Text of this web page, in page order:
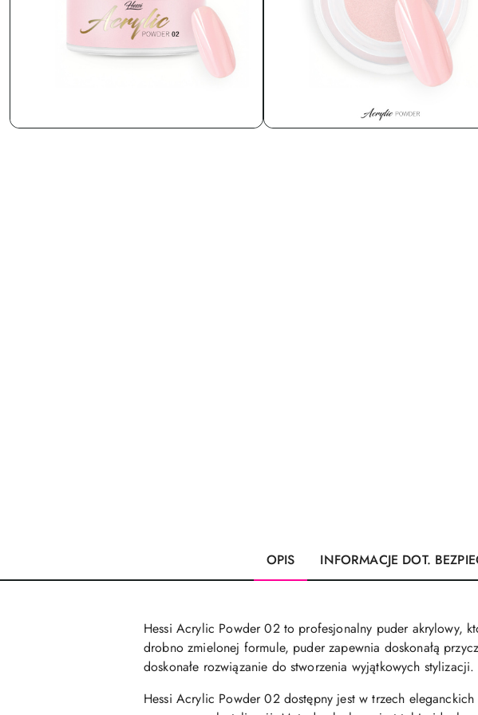
OPIS INFORMACJE DOT.
Hessi Acrylic Powder 02 to profesjonalny puder akrylowy,
drobno zmielonej formule, puder zapewnia doskonałą
doskonałe rozwiązanie do stworzenia wyjątkowych stylizacji.
Hessi Acrylic Powder 02 dostępny jest w trzech